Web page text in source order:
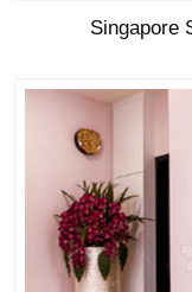
Singapore